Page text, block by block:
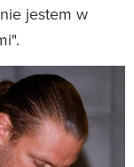
jestem w